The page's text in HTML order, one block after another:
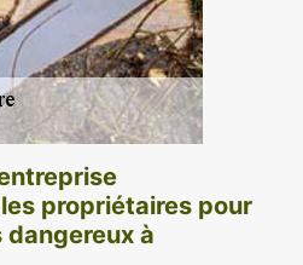
propriétaires pour
dangereux à